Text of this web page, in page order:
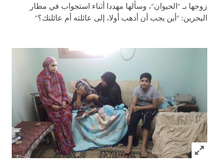
زوجها بـ "الحيوان"، وسألها مهددا أثناء استجواب في مطار
البحرين: "أين يجب أن أذهب أولا، إلى عائلته أم عائلتك؟"
Click to expand Image